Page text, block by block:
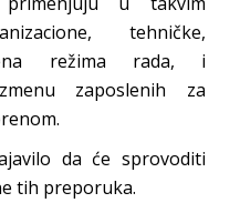
tehničke,
režima rada, i
zaposlenih za
da će sprovoditi
tih preporuka.